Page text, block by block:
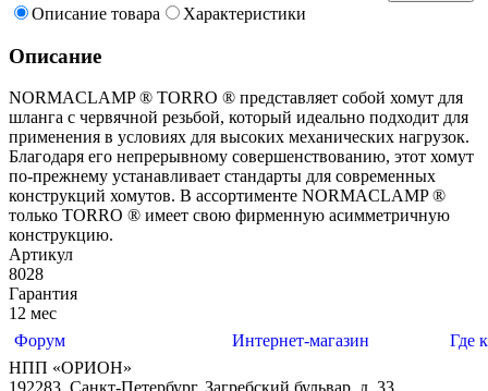
Описание товара Характеристики
Описание
NORMACLAMP ® TORRO ® представляет собой хомут для
шланга с червячной резьбой, который идеально подходит для
применения в условиях для высоких механических нагрузок.
Благодаря его непрерывному совершенствованию, этот хомут
по-прежнему устанавливает стандарты для современных
конструкций хомутов. В ассортименте NORMACLAMP ®
только TORRO ® имеет свою фирменную асимметричную
конструкцию.
Артикул
8028
Гарантия
12 мес
Форум
Интернет-магазин
Где
НПП «ОРИОН»